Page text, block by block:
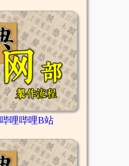
哔哩哔哩B站